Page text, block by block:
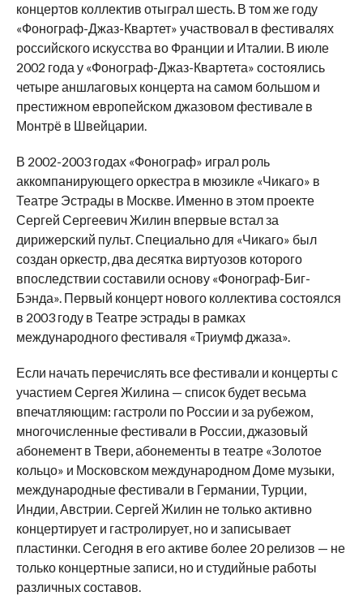
концертов коллектив отыграл шесть. В том же году
«Фонограф-Джаз-Квартет» участвовал в фестивалях
российского искусства во Франции и Италии. В июле
2002 года у «Фонограф-Джаз-Квартета» состоялись
четыре аншлаговых концерта на самом большом и
престижном европейском джазовом фестивале в
Монтрё в Швейцарии.
В 2002-2003 годах «Фонограф» играл роль
аккомпанирующего оркестра в мюзикле «Чикаго» в
Театре Эстрады в Москве. Именно в этом проекте
Сергей Сергеевич Жилин впервые встал за
дирижерский пульт. Специально для «Чикаго» был
создан оркестр, два десятка виртуозов которого
впоследствии составили основу «Фонограф-Биг-
Бэнда». Первый концерт нового коллектива состоялся
в 2003 году в Театре эстрады в рамках
международного фестиваля «Триумф джаза».
Если начать перечислять все фестивали и концерты с
участием Сергея Жилина — список будет весьма
впечатляющим: гастроли по России и за рубежом,
многочисленные фестивали в России, джазовый
абонемент в Твери, абонементы в театре «Золотое
кольцо» и Московском международном Доме музыки,
международные фестивали в Германии, Турции,
Индии, Австрии. Сергей Жилин не только активно
концертирует и гастролирует, но и записывает
пластинки. Сегодня в его активе более 20 релизов — не
только концертные записи, но и студийные работы
различных составов.